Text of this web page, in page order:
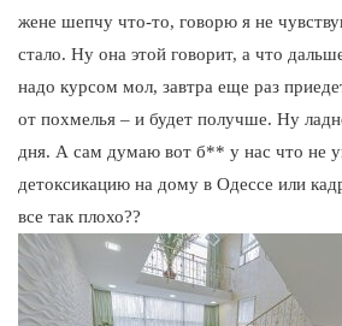
жене шепчу что-то, говорю я не
стало. Ну она этой говорит, а что
надо курсом мол, завтра еще раз
от похмелья – и будет получше. Ну
дня. А сам думаю вот б** у нас что не
детоксикацию на дому в Одессе или
все так плохо??